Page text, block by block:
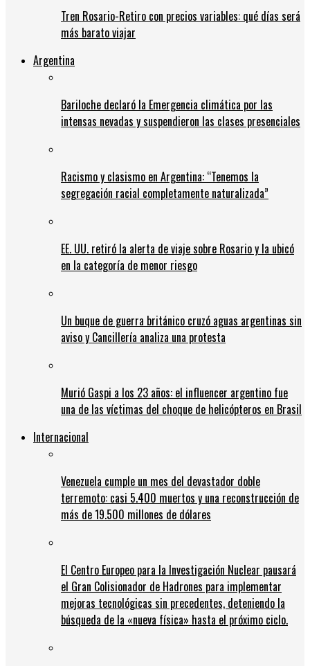
Tren Rosario-Retiro con precios variables: qué días será
más barato viajar
Argentina
Bariloche declaró la Emergencia climática por las
intensas nevadas y suspendieron las clases presenciales
Racismo y clasismo en Argentina: “Tenemos la
segregación racial completamente naturalizada”
EE. UU. retiró la alerta de viaje sobre Rosario y la ubicó
en la categoría de menor riesgo
Un buque de guerra británico cruzó aguas argentinas sin
aviso y Cancillería analiza una protesta
Murió Gaspi a los 23 años: el influencer argentino fue
una de las víctimas del choque de helicópteros en Brasil
Internacional
Venezuela cumple un mes del devastador doble
terremoto: casi 5.400 muertos y una reconstrucción de
más de 19.500 millones de dólares
El Centro Europeo para la Investigación Nuclear pausará
el Gran Colisionador de Hadrones para implementar
mejoras tecnológicas sin precedentes, deteniendo la
búsqueda de la «nueva física» hasta el próximo ciclo.